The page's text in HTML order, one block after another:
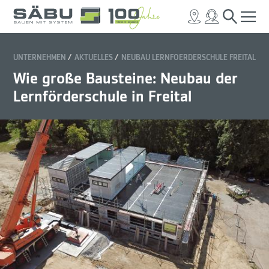
UNTERNEHMEN AKTUELLES NEUBAU LERNFOERDERSCHULE FREITAL
Wie große Bausteine: Neubau der
Lernförderschule in Freital